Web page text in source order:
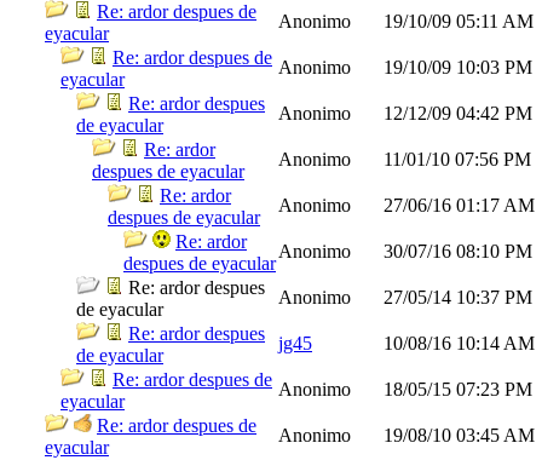
Re: ardor despues de
eyacular
Anonimo 19/10/09 05:11 AM
Re: ardor despues de
eyacular
Anonimo 19/10/09 10:03 PM
Re: ardor despues
de eyacular
Anonimo 12/12/09 04:42 PM
Re: ardor
despues de eyacular
Anonimo 11/01/10 07:56 PM
Re: ardor
despues de eyacular
Anonimo 27/06/16 01:17 AM
Re: ardor
despues de eyacular
Anonimo 30/07/16 08:10 PM
Re: ardor despues
de eyacular
Anonimo 27/05/14 10:37 PM
Re: ardor despues
de eyacular
jg45 10/08/16 10:14 AM
Re: ardor despues de
eyacular
Anonimo 18/05/15 07:23 PM
Re: ardor despues de
eyacular
Anonimo 19/08/10 03:45 AM